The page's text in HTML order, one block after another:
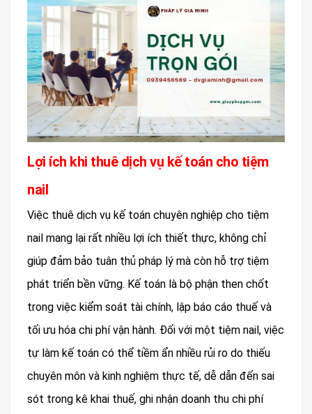
Lợi ích khi thuê dịch vụ kế toán cho tiệm
nail
Việc thuê dịch vụ kế toán chuyên nghiệp cho tiệm
nail mang lại rất nhiều lợi ích thiết thực, không chỉ
giúp đảm bảo tuân thủ pháp lý mà còn hỗ trợ tiệm
phát triển bền vững. Kế toán là bộ phận then chốt
trong việc kiểm soát tài chính, lập báo cáo thuế và
tối ưu hóa chi phí vận hành. Đối với một tiệm nail, việc
tự làm kế toán có thể tiềm ẩn nhiều rủi ro do thiếu
chuyên môn và kinh nghiệm thực tế, dễ dẫn đến sai
sót trong kê khai thuế, ghi nhận doanh thu chi phí